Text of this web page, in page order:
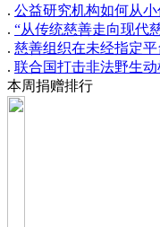
. 公益研究机构如何从
. “从传统慈善走向现代
. 慈善组织在未经指定
. 联合国打击非法野生
本周捐赠排行